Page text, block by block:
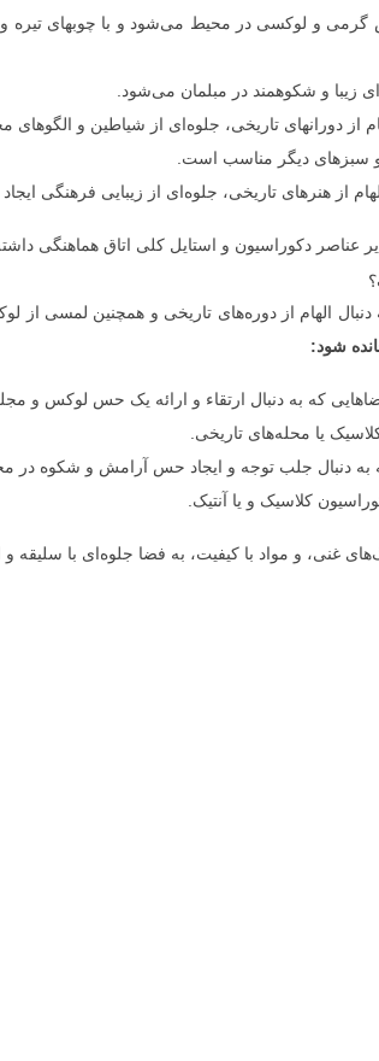
گرمی و لوکسی در محیط می‌شود و با چوبهای تیره
زیبا و شکوهمند در مبلمان می‌شود.
از دورانهای تاریخی، جلوه‌ای از شیاطین و الگوهای
و سبزهای دیگر مناسب است.
از هنرهای تاریخی، جلوه‌ای از زیبایی فرهنگی ایجاد
عناصر دکوراسیون و استایل کلی اتاق هماهنگی
دنبال الهام از دوره‌های تاریخی و همچنین لمسی
شود:
که به دنبال ارتقاء و ارائه یک حس لوکس و
یا محله‌های تاریخی.
به دنبال جلب توجه و ایجاد حس آرامش و شکوه در
کلاسیک و یا آنتیک.
غنی، و مواد با کیفیت، به فضا جلوه‌ای با سلیقه